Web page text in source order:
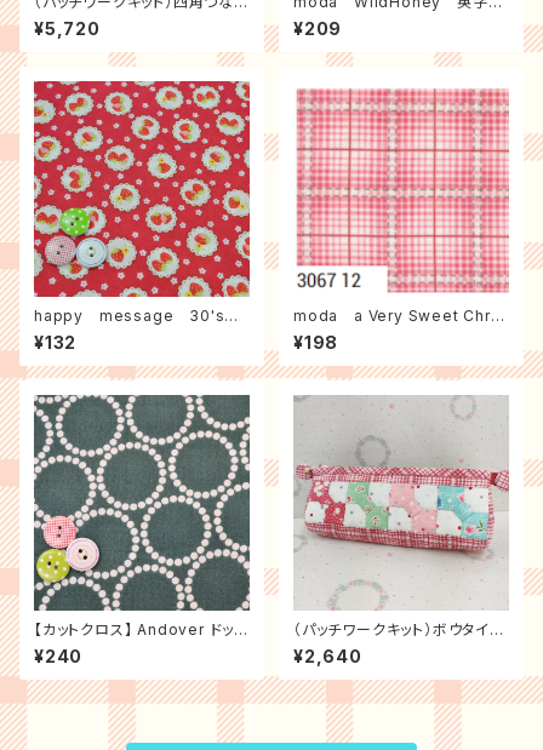
の巾着バッグ
¥5,720
（ローズウォーター）
¥209
happy message 30's
ストロベリーレース（レッド）
¥132
moda a Very Sweet Chris
tmas チェック（ピンク）
¥198
【カットクロス】 Andover ドット
サークル（濃グリーン）
¥240
（パッチワークキット）ボウタイの
ペンケース
¥2,640